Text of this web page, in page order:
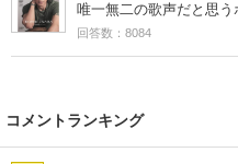
唯一無二の歌声だと思う
回答数：8084
コメントランキング